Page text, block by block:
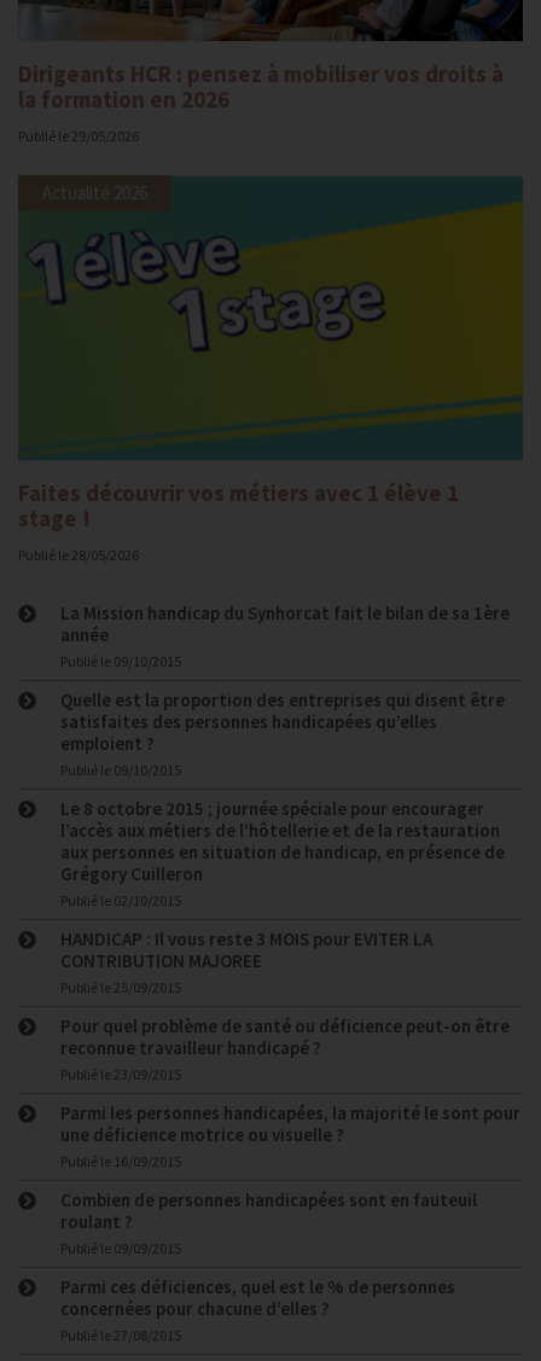
Dirigeants HCR : pensez à mobiliser vos droits à
la formation en 2026
Publié le 29/05/2026
Faites découvrir vos métiers avec 1 élève 1
stage !
Publié le 28/05/2026
Actualité 2026
La Mission handicap du Synhorcat fait le bilan de sa 1ère
année
Publié le 09/10/2015
Quelle est la proportion des entreprises qui disent être
satisfaites des personnes handicapées qu’elles
emploient ?
Publié le 09/10/2015
Le 8 octobre 2015 ; journée spéciale pour encourager
l’accès aux métiers de l’hôtellerie et de la restauration
aux personnes en situation de handicap, en présence de
Grégory Cuilleron
Publié le 02/10/2015
HANDICAP : Il vous reste 3 MOIS pour EVITER LA
CONTRIBUTION MAJOREE
Publié le 25/09/2015
Pour quel problème de santé ou déficience peut-on être
reconnue travailleur handicapé ?
Publié le 23/09/2015
Parmi les personnes handicapées, la majorité le sont pour
une déficience motrice ou visuelle ?
Publié le 16/09/2015
Combien de personnes handicapées sont en fauteuil
roulant ?
Publié le 09/09/2015
Parmi ces déficiences, quel est le % de personnes
concernées pour chacune d’elles ?
Publié le 27/08/2015